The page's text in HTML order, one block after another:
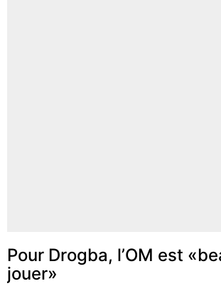
Pour Drogba, l’OM est
jouer»